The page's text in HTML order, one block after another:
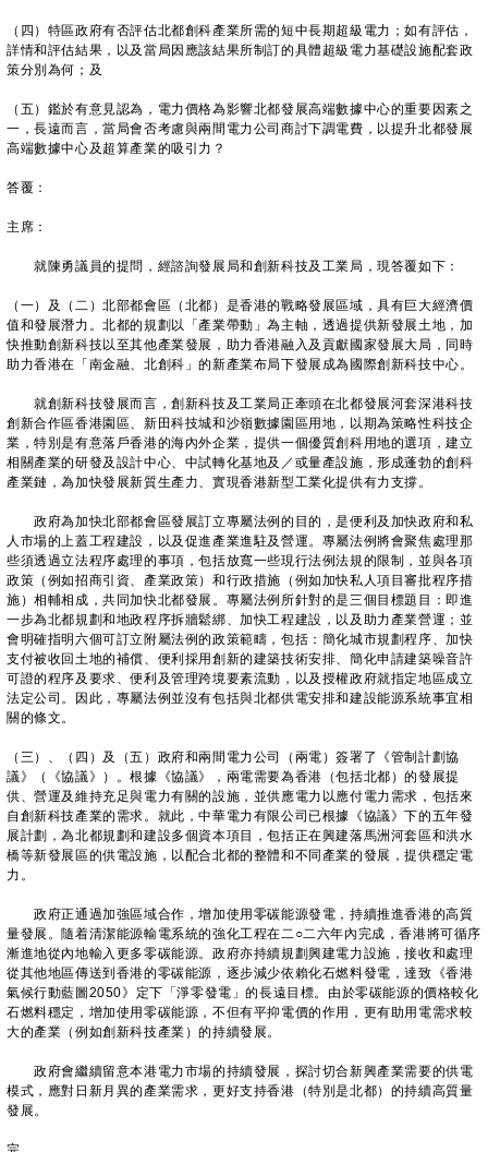
（四）特區政府有否評估北都創科產業所需的短中長期超級電力；如有評估，
詳情和評估結果，以及當局因應該結果所制訂的具體超級電力基礎設施配套政
策分別為何；及
（五）鑑於有意見認為，電力價格為影響北都發展高端數據中心的重要因素之
一，長遠而言，當局會否考慮與兩間電力公司商討下調電費，以提升北都發展
高端數據中心及超算產業的吸引力？
答覆：
主席：
就陳勇議員的提問，經諮詢發展局和創新科技及工業局，現答覆如下：
（一）及（二）北部都會區（北都）是香港的戰略發展區域，具有巨大經濟價
值和發展潛力。北都的規劃以「產業帶動」為主軸，透過提供新發展土地，加
快推動創新科技以至其他產業發展，助力香港融入及貢獻國家發展大局，同時
助力香港在「南金融、北創科」的新產業布局下發展成為國際創新科技中心。
就創新科技發展而言，創新科技及工業局正牽頭在北都發展河套深港科技
創新合作區香港園區、新田科技城和沙嶺數據園區用地，以期為策略性科技企
業，特別是有意落戶香港的海內外企業，提供一個優質創科用地的選項，建立
相關產業的研發及設計中心、中試轉化基地及／或量產設施，形成蓬勃的創科
產業鏈，為加快發展新質生產力、實現香港新型工業化提供有力支撐。
政府為加快北部都會區發展訂立專屬法例的目的，是便利及加快政府和私
人市場的上蓋工程建設，以及促進產業進駐及營運。專屬法例將會聚焦處理那
些須透過立法程序處理的事項，包括放寬一些現行法例法規的限制，並與各項
政策（例如招商引資、產業政策）和行政措施（例如加快私人項目審批程序措
施）相輔相成，共同加快北都發展。專屬法例所針對的是三個目標題目：即進
一步為北都規劃和地政程序拆牆鬆綁、加快工程建設，以及助力產業營運；並
會明確指明六個可訂立附屬法例的政策範疇，包括：簡化城市規劃程序、加快
支付被收回土地的補償、便利採用創新的建築技術安排、簡化申請建築噪音許
可證的程序及要求、便利及管理跨境要素流動，以及授權政府就指定地區成立
法定公司。因此，專屬法例並沒有包括與北都供電安排和建設能源系統事宜相
關的條文。
（三）、（四）及（五）政府和兩間電力公司（兩電）簽署了《管制計劃協
議》（《協議》）。根據《協議》，兩電需要為香港（包括北都）的發展提
供、營運及維持充足與電力有關的設施，並供應電力以應付電力需求，包括來
自創新科技產業的需求。就此，中華電力有限公司已根據《協議》下的五年發
展計劃，為北都規劃和建設多個資本項目，包括正在興建落馬洲河套區和洪水
橋等新發展區的供電設施，以配合北都的整體和不同產業的發展，提供穩定電
力。
政府正通過加強區域合作，增加使用零碳能源發電，持續推進香港的高質
量發展。隨着清潔能源輸電系統的強化工程在二○二六年內完成，香港將可循序
漸進地從內地輸入更多零碳能源。政府亦持續規劃興建電力設施，接收和處理
從其他地區傳送到香港的零碳能源，逐步減少依賴化石燃料發電，達致《香港
氣候行動藍圖2050》定下「淨零發電」的長遠目標。由於零碳能源的價格較化
石燃料穩定，增加使用零碳能源，不但有平抑電價的作用，更有助用電需求較
大的產業（例如創新科技產業）的持續發展。
政府會繼續留意本港電力市場的持續發展，探討切合新興產業需要的供電
模式，應對日新月異的產業需求，更好支持香港（特別是北都）的持續高質量
發展。